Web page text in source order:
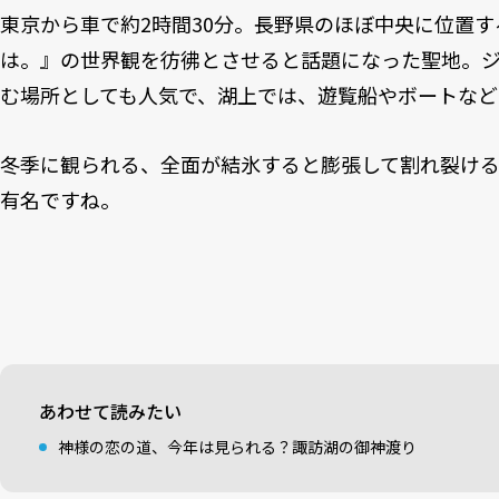
東京から車で約2時間30分。長野県のほぼ中央に位置
は。』の世界観を彷彿とさせると話題になった聖地。
む場所としても人気で、湖上では、遊覧船やボートな
冬季に観られる、全面が結氷すると膨張して割れ裂け
有名ですね。
あわせて読みたい
神様の恋の道、今年は見られる？諏訪湖の御神渡り